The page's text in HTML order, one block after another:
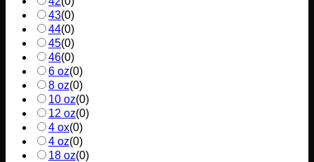
43(0)
44(0)
45(0)
46(0)
6 oz(0)
8 oz(0)
10 oz(0)
12 oz(0)
4 ox(0)
4 oz(0)
18 oz(0)